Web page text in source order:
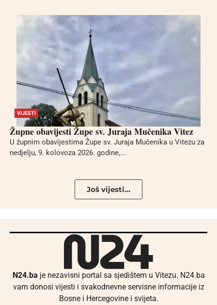
VIJESTI
Župne obavijesti Župe sv. Juraja Mučenika Vitez
U župnim obavijestima Župe sv. Juraja Mučenika u Vitezu za
nedjelju, 9. kolovoza 2026. godine,...
Još vijesti...
N24.ba je nezavisni portal sa sjedištem u Vitezu. N24.ba
vam donosi vijesti i svakodnevne servisne informacije iz
Bosne i Hercegovine i svijeta.